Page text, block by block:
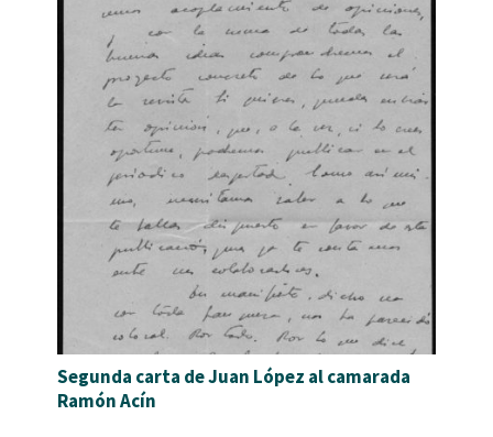
Segunda carta de Juan López al camarada
Ramón Acín